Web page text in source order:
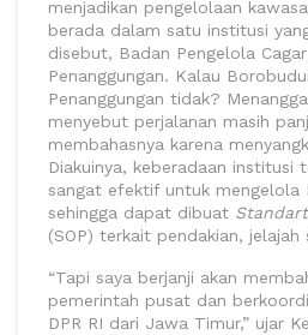
menjadikan pengelolaan
berada dalam satu institusi
disebut, Badan Pengelola
Penanggungan. Kalau
Penanggungan tidak?
menyebut perjalanan masih
membahasnya karena
Diakuinya, keberadaan institusi
sangat efektif untuk mengelola
sehingga dapat dibuat
(SOP) terkait pendakian, jelajah
“Tapi saya berjanji akan
pemerintah pusat dan
DPR RI dari Jawa Timur,” ujar